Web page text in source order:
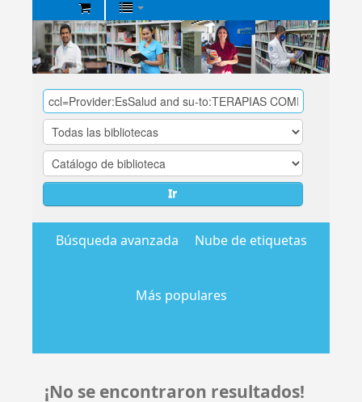
Biblioteca
Central
EsSalud
Ir
Búsqueda avanzada Nube de etiquetas
Más populares
¡No se encontraron resultados!